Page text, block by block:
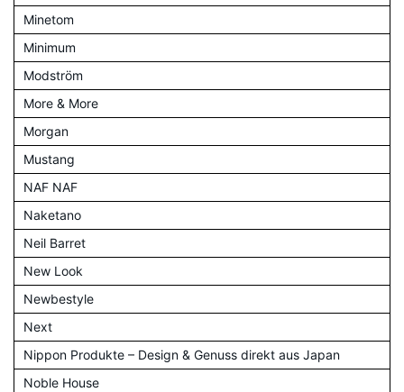
Minetom
Minimum
Modström
More & More
Morgan
Mustang
NAF NAF
Naketano
Neil Barret
New Look
Newbestyle
Next
Nippon Produkte – Design & Genuss direkt aus Japan
Noble House